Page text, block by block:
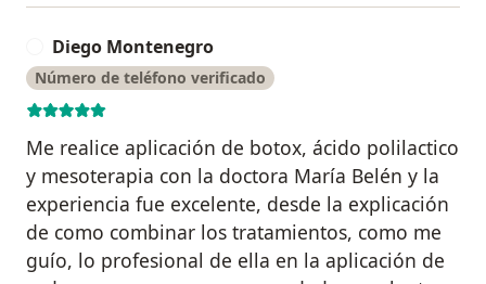
Diego Montenegro
Número de teléfono verificado
Me realice aplicación de botox, ácido polilactico
y mesoterapia con la doctora María Belén y la
experiencia fue excelente, desde la explicación
de como combinar los tratamientos, como me
guío, lo profesional de ella en la aplicación de